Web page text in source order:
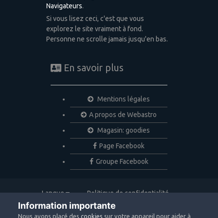
Navigateurs.
Si vous lisez ceci, c'est que vous
explorez le site vraiment à fond.
Personne ne scrolle jamais jusqu'en bas.
En savoir plus
Mentions légales
A propos de Webastro
Magasin: goodies
Page Facebook
Groupe Facebook
Langue
Politique de confidentialité
Nous contacter
Copyright © 2020 Webastro
Information importante
Nous avons placé descookies sur votre appareil pour aider à